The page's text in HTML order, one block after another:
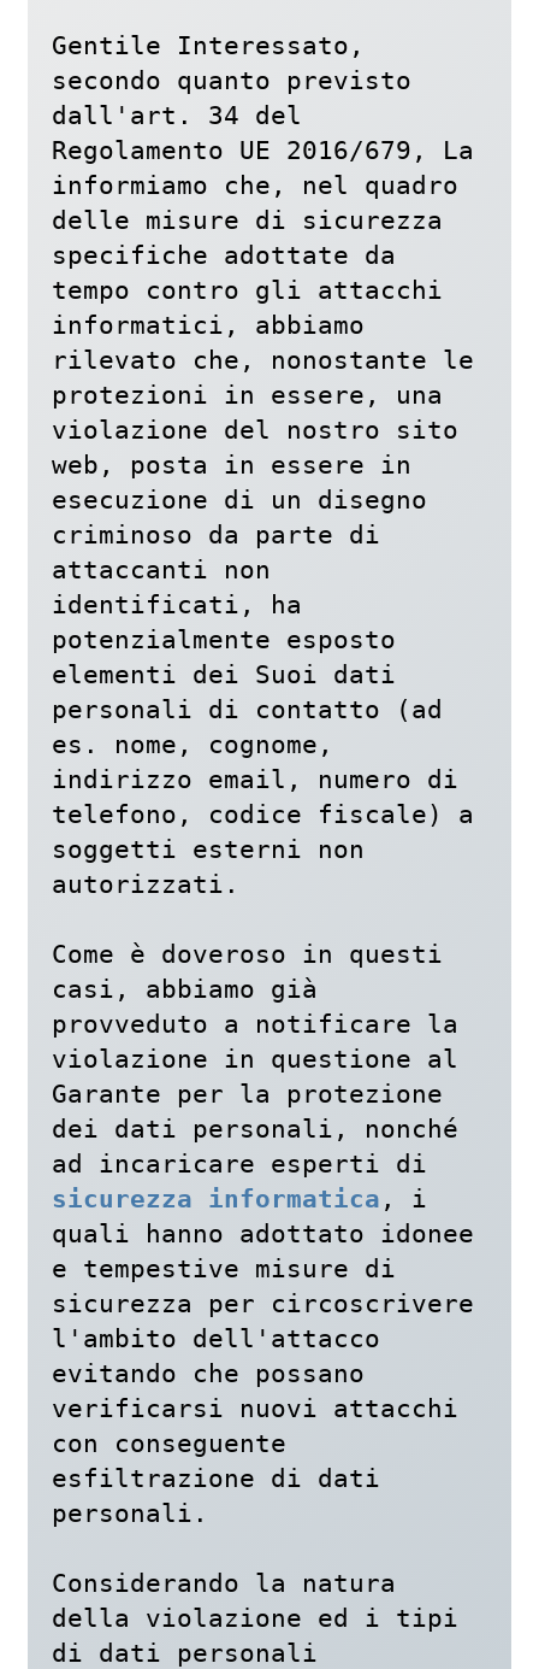
Gentile Interessato,
secondo quanto previsto
dall'art. 34 del
Regolamento UE 2016/679, La
informiamo che, nel quadro
delle misure di sicurezza
specifiche adottate da
tempo contro gli attacchi
informatici, abbiamo
rilevato che, nonostante le
protezioni in essere, una
violazione del nostro sito
web, posta in essere in
esecuzione di un disegno
criminoso da parte di
attaccanti non
identificati, ha
potenzialmente esposto
elementi dei Suoi dati
personali di contatto (ad
es. nome, cognome,
indirizzo email, numero di
telefono, codice fiscale) a
soggetti esterni non
autorizzati.
Come è doveroso in questi
casi, abbiamo già
provveduto a notificare la
violazione in questione al
Garante per la protezione
dei dati personali, nonché
sicurezza informatica , i
quali hanno adottato idonee
e tempestive misure di
sicurezza per circoscrivere
l'ambito dell'attacco
evitando che possano
verificarsi nuovi attacchi
con conseguente
esfiltrazione di dati
personali.
Considerando la natura
della violazione ed i tipi
di dati personali